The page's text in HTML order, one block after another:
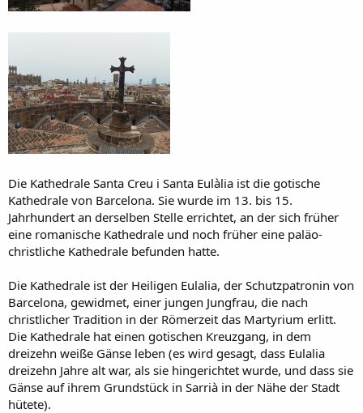
Die Kathedrale Santa Creu i Santa Eulàlia ist die gotische
Kathedrale von Barcelona. Sie wurde im 13. bis 15.
Jahrhundert an derselben Stelle errichtet, an der sich früher
eine romanische Kathedrale und noch früher eine paläo-
christliche Kathedrale befunden hatte.
Die Kathedrale ist der Heiligen Eulalia, der Schutzpatronin von
Barcelona, gewidmet, einer jungen Jungfrau, die nach
christlicher Tradition in der Römerzeit das Martyrium erlitt.
Die Kathedrale hat einen gotischen Kreuzgang, in dem
dreizehn weiße Gänse leben (es wird gesagt, dass Eulalia
dreizehn Jahre alt war, als sie hingerichtet wurde, und dass sie
Gänse auf ihrem Grundstück in Sarrià in der Nähe der Stadt
hütete).